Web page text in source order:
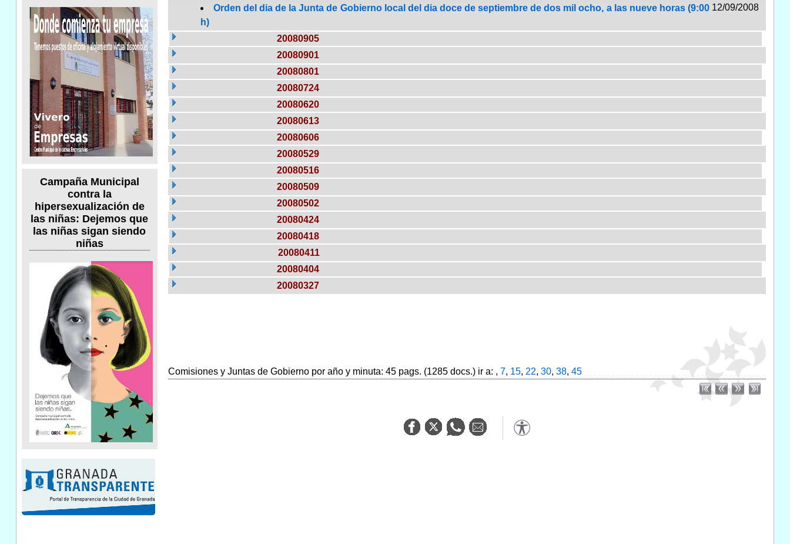
Campaña Municipal
contra la
hipersexualización de
las niñas: Dejemos que
las niñas sigan siendo
niñas
Orden del dia de la Junta de Gobierno local del dia doce de septiembre de dos mil ocho, a las nueve horas (9:00
h)
12/09/2008
20080905
20080901
20080801
20080724
20080620
20080613
20080606
20080529
20080516
20080509
20080502
20080424
20080418
20080411
20080404
20080327
Comisiones y Juntas de Gobierno por año y minuta: 45 pags. (1285 docs.) ir a: , 7, 15, 22, 30, 38, 45